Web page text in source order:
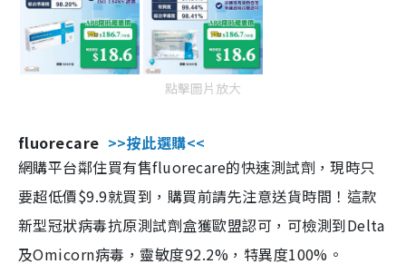
點擊圖片放大
fluorecare >>按此選購<<
網購平台鄰住買有售fluorecare的快速測試劑，現時只
要超低價$9.9就買到，購買前請先注意送貨時間！這款
新型冠狀病毒抗原測試劑盒獲歐盟認可，可檢測到Delta
及Omicorn病毒，靈敏度92.2%，特異度100%。